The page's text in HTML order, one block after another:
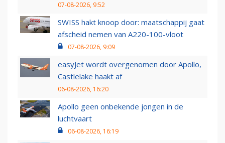
07-08-2026, 9:52
SWISS hakt knoop door: maatschappij gaat
afscheid nemen van A220-100-vloot
07-08-2026, 9:09
easyJet wordt overgenomen door Apollo,
Castlelake haakt af
06-08-2026, 16:20
Apollo geen onbekende jongen in de
luchtvaart
06-08-2026, 16:19